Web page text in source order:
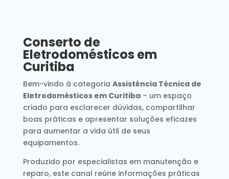
Conserto de
Eletrodomésticos em
Curitiba
Bem-vindo à categoria Assistência Técnica de
Eletrodomésticos em Curitiba– um espaço
criado para esclarecer dúvidas, compartilhar
boas práticas e apresentar soluções eficazes
para aumentar a vida útil de seus
equipamentos.
Produzido por especialistas em manutenção e
reparo, este canal reúne informações práticas